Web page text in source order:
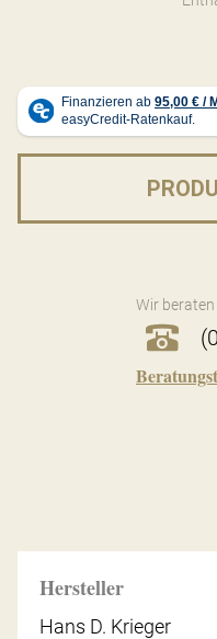
Wir beraten
Hersteller
Hans D. Krieger